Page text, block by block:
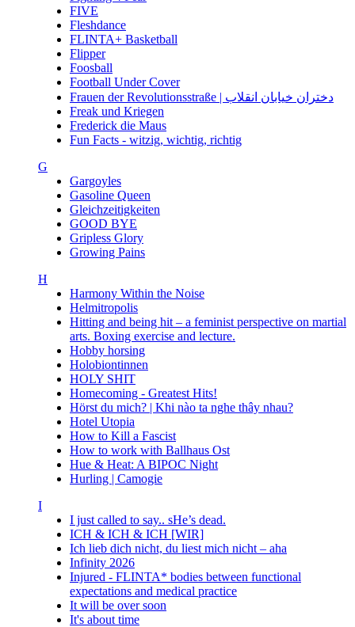
FIVE
Fleshdance
FLINTA+ Basketball
Flipper
Foosball
Football Under Cover
Frauen der Revolutionsstraße | دختران خیابان انقلاب
Freak und Kriegen
Frederick die Maus
Fun Facts - witzig, wichtig, richtig
G
Gargoyles
Gasoline Queen
Gleichzeitigkeiten
GOOD BYE
Gripless Glory
Growing Pains
H
Harmony Within the Noise
Helmitropolis
Hitting and being hit – a feminist perspective on martial
arts. Boxing exercise and lecture.
Hobby horsing
Holobiontinnen
HOLY SHIT
Homecoming - Greatest Hits!
Hörst du mich? | Khi nào ta nghe thây nhau?
Hotel Utopia
How to Kill a Fascist
How to work with Ballhaus Ost
Hue & Heat: A BIPOC Night
Hurling | Camogie
I
I just called to say.. sHe’s dead.
ICH & ICH & ICH [WIR]
Ich lieb dich nicht, du liest mich nicht – aha
Infinity 2026
Injured - FLINTA* bodies between functional
expectations and medical practice
It will be over soon
It's about time